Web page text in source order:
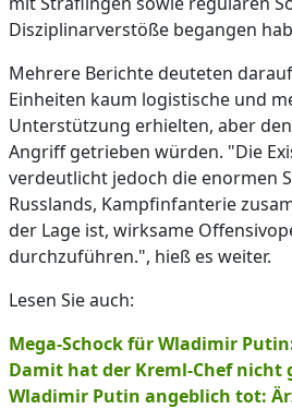
Disziplinarverstöße begangen
Mehrere Berichte deuteten
Einheiten kaum logistische und
Unterstützung erhielten, aber
Angriff getrieben würden. "Die
verdeutlicht jedoch die enormen
Russlands, Kampfinfanterie
der Lage ist, wirksame
durchzuführen.", hieß es weiter.
Lesen Sie auch:
Mega-Schock für Wladimir
Damit hat der Kreml-Chef nicht
Wladimir Putin angeblich tot: